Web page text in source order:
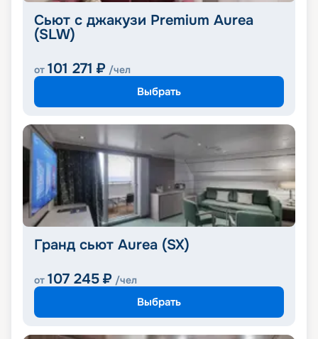
Сьют с джакузи Premium Aurea
(SLW)
от 101 271 ₽ /чел
Выбрать
Гранд сьют Aurea (SX)
от 107 245 ₽ /чел
Выбрать